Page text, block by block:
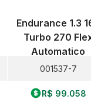
Endurance 1.3
Turbo 270
Automatico
001537-7
R$ 99.058